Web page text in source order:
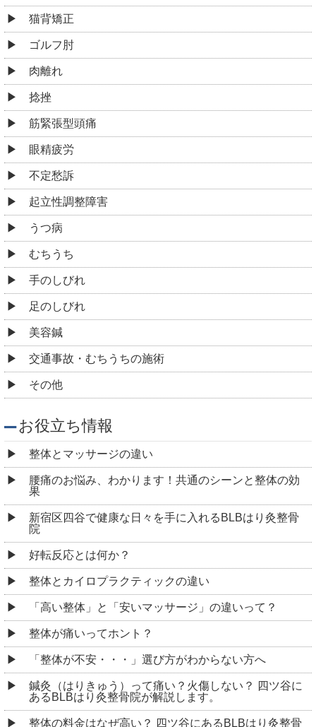
猫背矯正
ゴルフ肘
肉離れ
捻挫
筋緊張型頭痛
眼精疲労
不定愁訴
起立性調整障害
うつ病
むちうち
手のしびれ
足のしびれ
美容鍼
交通事故・むちうちの施術
その他
お役立ち情報
整体とマッサージの違い
腰痛のお悩み、わかります！共通のシーンと整体の効
果
新宿区四谷で健康な日々を手に入れるBLBはり灸整骨
院
好転反応とは何か？
整体とカイロプラクティックの違い
「高い整体」と「安いマッサージ」の違いって？
整体が痛いってホント？
「整体が不安・・・」選び方がわからない方へ
鍼灸（はりきゅう）って痛い？火傷しない？ 四ツ谷に
あるBLBはり灸整骨院が解説します。
整体の料金はなぜ高い？ 四ツ谷にあるBLBはり灸整骨